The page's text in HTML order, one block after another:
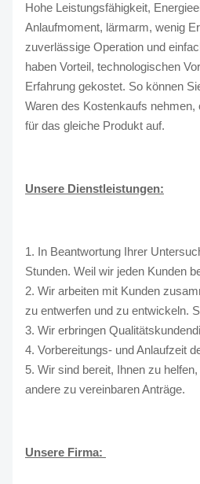
Hohe Leistungsfähigkeit,
Anlaufmoment, lärmarm, wenig
zuverlässige Operation und
haben Vorteil, technologischen
Erfahrung gekostet. So können
Waren des Kostenkaufs nehmen,
für das gleiche Produkt auf.
Unsere Dienstleistungen:
1. In Beantwortung Ihrer
Stunden. Weil wir jeden Kunden
2. Wir arbeiten mit Kunden
zu entwerfen und zu entwickeln.
3. Wir erbringen
4. Vorbereitungs- und Anlaufzeit
5. Wir sind bereit, Ihnen zu
andere zu vereinbaren Anträge.
Unsere Firma: